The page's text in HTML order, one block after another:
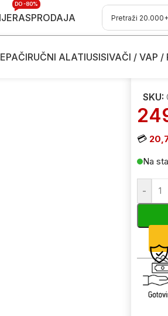
RASPRODAJA
DO -80%
RUČNI ALATIUSISIVAČI / VAP /
kose Benzinski trimeri - motorne kose
SKU:
💳
Na
-